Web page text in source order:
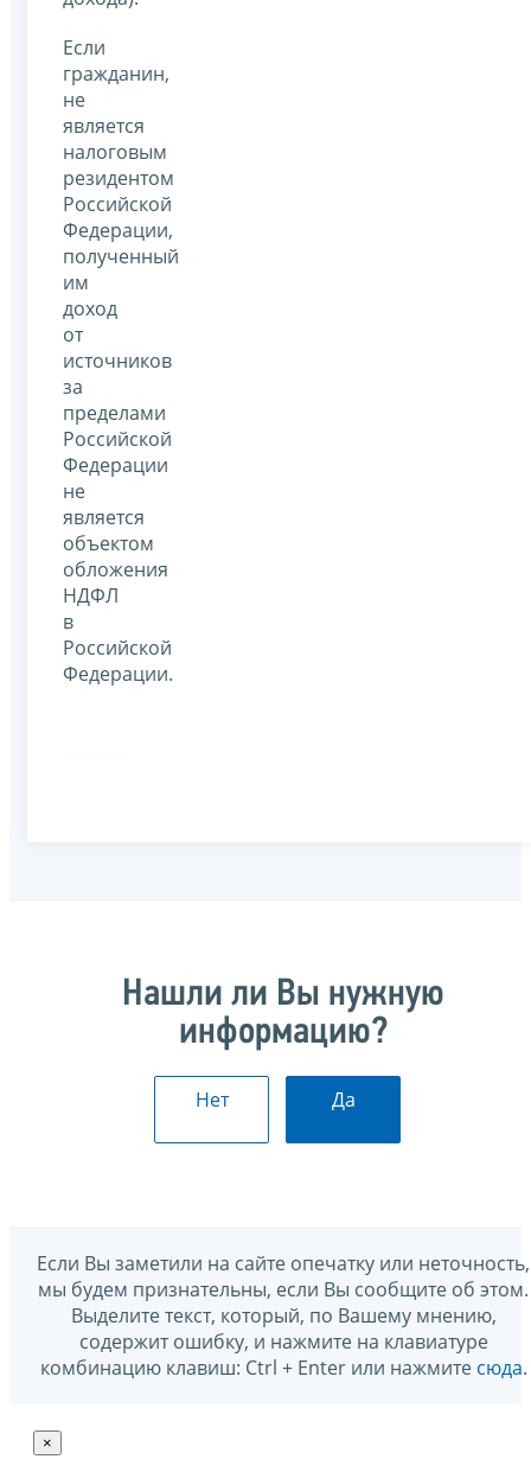
Если
гражданин,
не
является
налоговым
резидентом
Российской
Федерации,
полученный
им
доход
от
источников
за
пределами
Российской
Федерации
не
является
объектом
обложения
НДФЛ
в
Российской
Федерации.
Нашли ли Вы нужную
информацию?
Нет Да
Если Вы заметили на сайте опечатку или неточность,
мы будем признательны, если Вы сообщите об этом.
Выделите текст, который, по Вашему мнению,
содержит ошибку, и нажмите на клавиатуре
комбинацию клавиш: Ctrl + Enter или нажмите сюда.
×